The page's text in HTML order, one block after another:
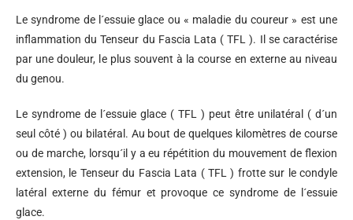
Le syndrome de l´essuie glace ou « maladie du coureur » est une
inflammation du Tenseur du Fascia Lata ( TFL ). Il se caractérise
par une douleur, le plus souvent à la course en externe au niveau
du genou.
Le syndrome de l´essuie glace ( TFL ) peut être unilatéral ( d´un
seul côté ) ou bilatéral. Au bout de quelques kilomètres de course
ou de marche, lorsqu´il y a eu répétition du mouvement de flexion
extension, le Tenseur du Fascia Lata ( TFL ) frotte sur le condyle
latéral externe du fémur et provoque ce syndrome de l´essuie
glace.